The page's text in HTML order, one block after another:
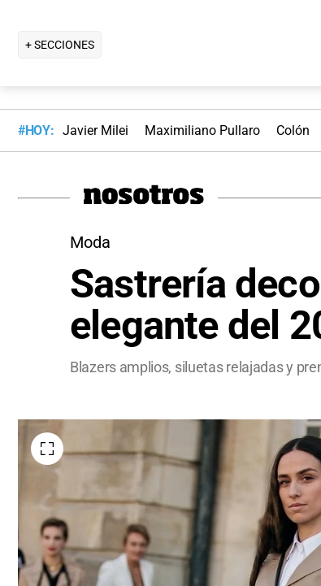
+ SECCIONES
#HOY: Javier Milei Maximiliano Pullaro Colón
Moda
Sastrería
elegante del
Blazers amplios, siluetas relajadas y